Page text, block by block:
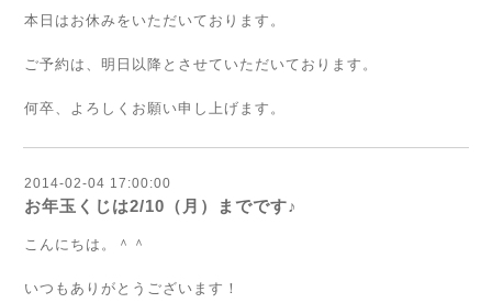
本日はお休みをいただいております。
ご予約は、明日以降とさせていただいております。
何卒、よろしくお願い申し上げます。
2014-02-04 17:00:00
お年玉くじは2/10（月）までです♪
こんにちは。＾＾
いつもありがとうございます！